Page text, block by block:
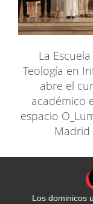
La
Teología en
abre el
académico
espacio
Madrid
Los dominicos